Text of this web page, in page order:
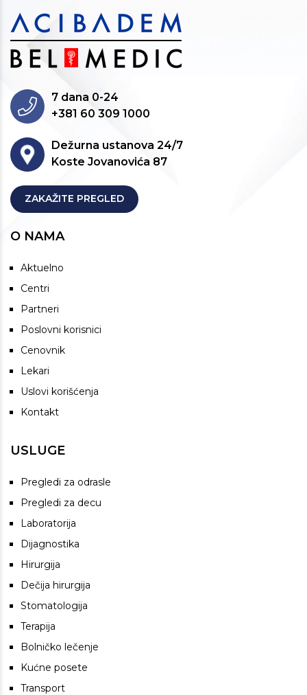
7 dana 0-24
+381 60 309 1000
Dežurna ustanova 24/7
Koste Jovanovića 87
ZAKAŽITE PREGLED
O NAMA
Aktuelno
Centri
Partneri
Poslovni korisnici
Cenovnik
Lekari
Uslovi korišćenja
Kontakt
USLUGE
Pregledi za odrasle
Pregledi za decu
Laboratorija
Dijagnostika
Hirurgija
Dečija hirurgija
Stomatologija
Terapija
Bolničko lečenje
Kućne posete
Transport